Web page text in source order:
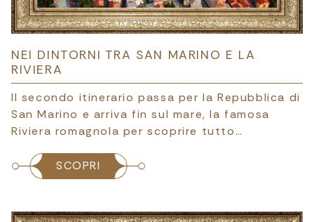
NEI DINTORNI TRA SAN MARINO E LA
RIVIERA
Il secondo itinerario passa per la Repubblica di
San Marino e arriva fin sul mare, la famosa
Riviera romagnola per scoprire tutto…
SCOPRI